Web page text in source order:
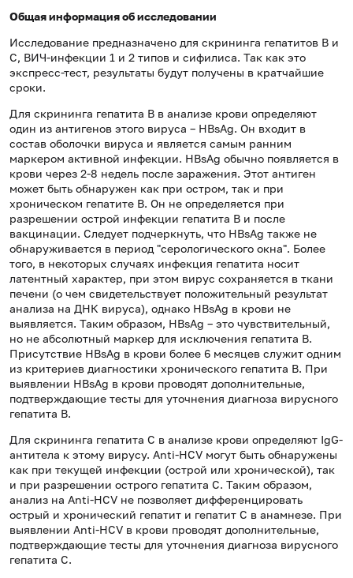
Общая информация об исследовании
Исследование предназначено для скрининга гепатитов B и
C, ВИЧ-инфекции 1 и 2 типов и сифилиса. Так как это
экспресс-тест, результаты будут получены в кратчайшие
сроки.
Для скрининга гепатита B в анализе крови определяют
один из антигенов этого вируса – HBsAg. Он входит в
состав оболочки вируса и является самым ранним
маркером активной инфекции. HBsAg обычно появляется в
крови через 2-8 недель после заражения. Этот антиген
может быть обнаружен как при остром, так и при
хроническом гепатите В. Он не определяется при
разрешении острой инфекции гепатита В и после
вакцинации. Следует подчеркнуть, что HBsAg также не
обнаруживается в период "серологического окна". Более
того, в некоторых случаях инфекция гепатита носит
латентный характер, при этом вирус сохраняется в ткани
печени (о чем свидетельствует положительный результат
анализа на ДНК вируса), однако HBsAg в крови не
выявляется. Таким образом, HBsAg – это чувствительный,
но не абсолютный маркер для исключения гепатита В.
Присутствие HBsAg в крови более 6 месяцев служит одним
из критериев диагностики хронического гепатита В. При
выявлении HBsAg в крови проводят дополнительные,
подтверждающие тесты для уточнения диагноза вирусного
гепатита В.
Для скрининга гепатита C в анализе крови определяют IgG-
антитела к этому вирусу. Anti-HCV могут быть обнаружены
как при текущей инфекции (острой или хронической), так
и при разрешении острого гепатита C. Таким образом,
анализ на Anti-HCV не позволяет дифференцировать
острый и хронический гепатит и гепатит C в анамнезе. При
выявлении Anti-HCV в крови проводят дополнительные,
подтверждающие тесты для уточнения диагноза вирусного
гепатита С.